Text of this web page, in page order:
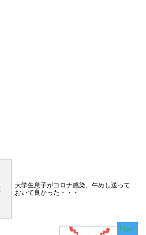
大学生息子がコロナ感染、牛めし送って
おいて良かった・・・